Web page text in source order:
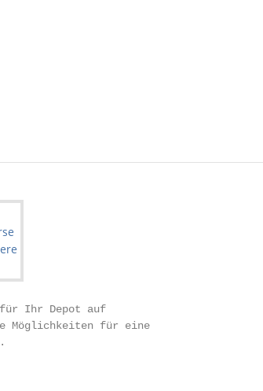
für Ihr Depot auf
Möglichkeiten für eine